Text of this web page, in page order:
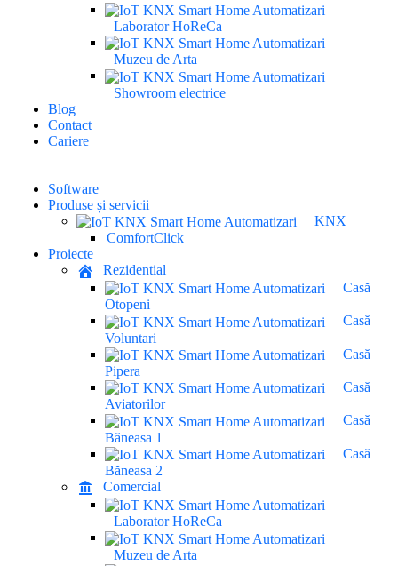
Laborator HoReCa
Muzeu de Arta
Showroom electrice
Blog
Contact
Cariere
Software
Produse și servicii
KNX
ComfortClick
Proiecte
Rezidential
Casă
Otopeni
Casă
Voluntari
Casă
Pipera
Casă
Aviatorilor
Casă
Băneasa 1
Casă
Băneasa 2
Comercial
Laborator HoReCa
Muzeu de Arta